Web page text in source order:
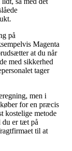
på
Magenta
at du når
med sikkerhed
tager
men i
for en præcis
kostelige metode
du er tæt på
til at